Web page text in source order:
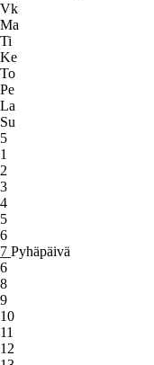
Vk
Ma
Ti
Ke
To
Pe
La
Su
5
1
2
3
4
5
6
7 Pyhäpäivä
6
8
9
10
11
12